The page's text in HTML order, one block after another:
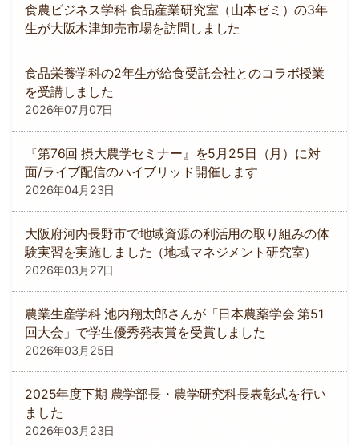
食農ビジネス学科 食品産業研究室（山本ゼミ）の3年
生が大阪木津卸売市場を訪問しました
食品栄養学科の2年生が給食受託会社とのコラボ授業
を受講しました
2026年07月07日
『第76回 摂大農学セミナー』を5月25日（月）に対
面/ライブ配信のハイブリッド開催します
2026年04月23日
大阪府河内長野市で地域資源の利活用の取り組みの体
験実習を実施しました（地域マネジメント研究室）
2026年03月27日
農業生産学科 池内翔太郎さんが「日本農薬学会 第51
回大会」で学生優秀発表賞を受賞しました
2026年03月25日
2025年度下期 農学部長・農学研究科長表彰式を行い
ました
2026年03月23日